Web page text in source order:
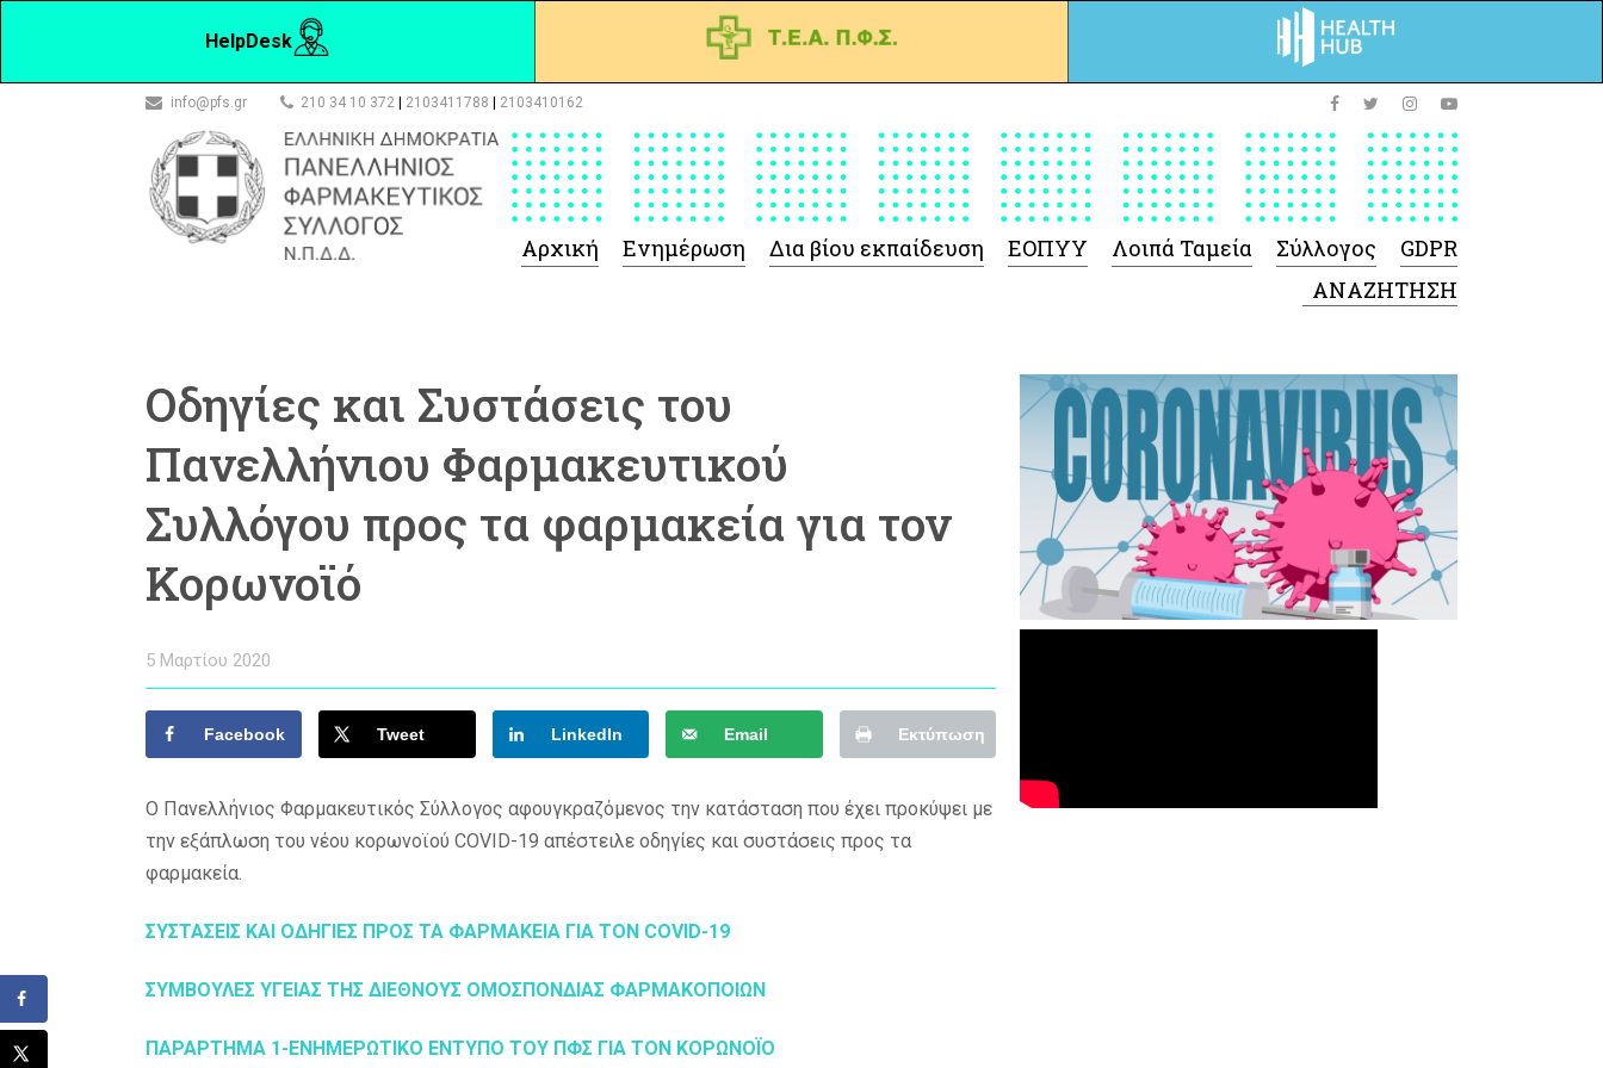
HelpDesk
info@pfs.gr 210 34 10 372 2103411788 2103410162
Αρχική Ενημέρωση Δια βίου εκπαίδευση ΕΟΠΥΥ
 Ιατροτεχνολογικών
Προϊόντων
-Γενικές πληροφορίες
Σύμβαση Ακουστικών/
Ορθοπεδικά/ Αναπνευστικές
συσκευές
-Σύμβαση Σκευασμάτων Ειδικής
Διατροφής
-Σύμβαση Υγειονομικού Υλικού
Λοιπά Ταμεία Σύλλογος GDPR
Οδηγίες και Συστάσεις του
Πανελλήνιου Φαρμακευτικού
Συλλόγου προς τα φαρμακεία για τον
Κορωνοϊό
5 Μαρτίου 2020
Facebook Tweet LinkedIn Email Εκτύπωση
Ο Πανελλήνιος Φαρμακευτικός Σύλλογος αφουγκραζόμενος την κατάσταση που έχει προκύψει με
την εξάπλωση του νέου κορωνοϊού COVID-19 απέστειλε οδηγίες και συστάσεις προς τα
φαρμακεία.
ΣΥΣΤΑΣΕΙΣ ΚΑΙ ΟΔΗΓΙΕΣ ΠΡΟΣ ΤΑ ΦΑΡΜΑΚΕΙΑ ΓΙΑ ΤΟΝ COVID-19
ΣΥΜΒΟΥΛΕΣ ΥΓΕΙΑΣ ΤΗΣ ΔΙΕΘΝΟΥΣ ΟΜΟΣΠΟΝΔΙΑΣ ΦΑΡΜΑΚΟΠΟΙΩΝ
ΠΑΡΑΡΤΗΜΑ 1-ΕΝΗΜΕΡΩΤΙΚΟ ΕΝΤΥΠΟ ΤΟΥ ΠΦΣ ΓΙΑ ΤΟΝ ΚΟΡΩΝΟΪΟ